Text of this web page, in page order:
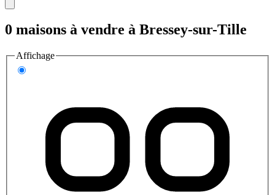
0 maisons à vendre à Bressey-sur-Tille
Affichage